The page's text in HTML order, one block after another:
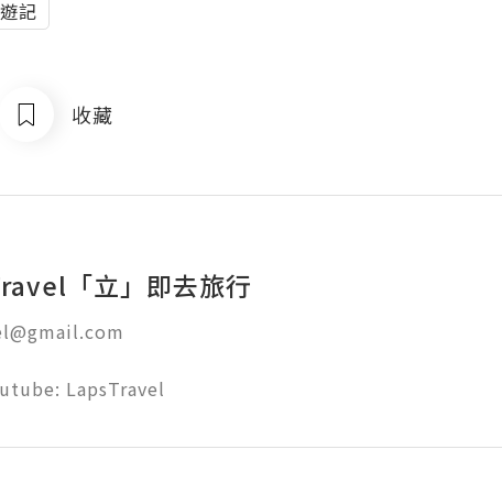
記
收藏
「立」即去旅行
LapsTravel